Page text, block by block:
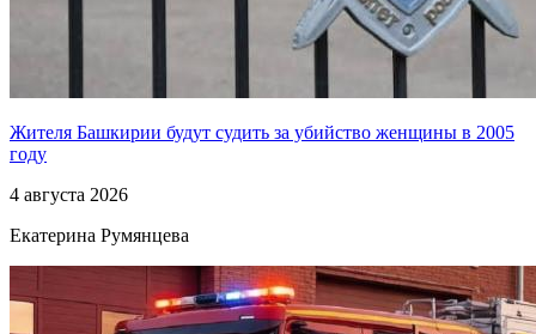
Жителя Башкирии будут судить за убийство женщины в 2005
году
4 августа 2026
Екатерина Румянцева